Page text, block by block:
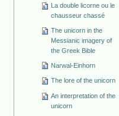
La double licorne ou le
chausseur chassé
The unicorn in the
Messianic imagery of
the Greek Bible
Narwal-Einhorn
The lore of the unicorn
An interpretation of the
unicorn